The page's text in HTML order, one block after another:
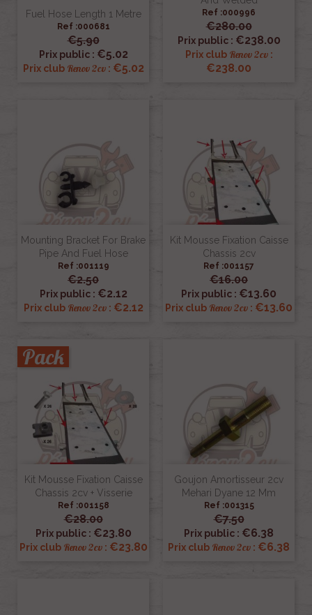
Fuel Hose Length 1 Metre
Ref :000681
€5.90
Prix public : €5.02
Prix club Renov 2cv: €5.02
Ref :000996
€280.00
Prix public : €238.00
Prix club Renov 2cv:
€238.00
Mounting Bracket For Brake
Pipe And Fuel Hose
Ref :001119
€2.50
Prix public : €2.12
Prix club Renov 2cv: €2.12
Kit Mousse Fixation Caisse
Chassis 2cv
Ref :001157
€16.00
Prix public : €13.60
Prix club Renov 2cv : €13.60
Kit Mousse Fixation Caisse
Chassis 2cv + Visserie
Ref :001158
€28.00
Prix public : €23.80
Prix club Renov 2cv: €23.80
Pack
Goujon Amortisseur 2cv
Mehari Dyane 12 Mm
Ref :001315
€7.50
Prix public : €6.38
Prix club Renov 2cv : €6.38